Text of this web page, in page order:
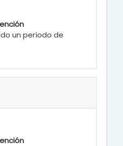
un período de